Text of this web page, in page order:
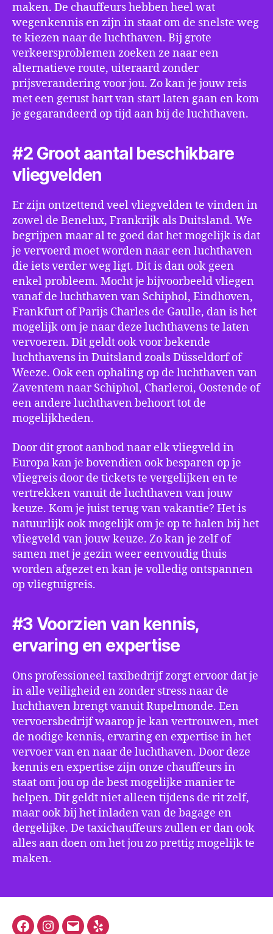
maken. De chauffeurs hebben heel wat
wegenkennis en zijn in staat om de snelste weg
te kiezen naar de luchthaven. Bij grote
verkeersproblemen zoeken ze naar een
alternatieve route, uiteraard zonder
prijsverandering voor jou. Zo kan je jouw reis
met een gerust hart van start laten gaan en kom
je gegarandeerd op tijd aan bij de luchthaven.
#2 Groot aantal beschikbare
vliegvelden
Er zijn ontzettend veel vliegvelden te vinden in
zowel de Benelux, Frankrijk als Duitsland. We
begrijpen maar al te goed dat het mogelijk is dat
je vervoerd moet worden naar een luchthaven
die iets verder weg ligt. Dit is dan ook geen
enkel probleem. Mocht je bijvoorbeeld vliegen
vanaf de luchthaven van Schiphol, Eindhoven,
Frankfurt of Parijs Charles de Gaulle, dan is het
mogelijk om je naar deze luchthavens te laten
vervoeren. Dit geldt ook voor bekende
luchthavens in Duitsland zoals Düsseldorf of
Weeze. Ook een ophaling op de luchthaven van
Zaventem naar Schiphol, Charleroi, Oostende of
een andere luchthaven behoort tot de
mogelijkheden.
Door dit groot aanbod naar elk vliegveld in
Europa kan je bovendien ook besparen op je
vliegreis door de tickets te vergelijken en te
vertrekken vanuit de luchthaven van jouw
keuze. Kom je juist terug van vakantie? Het is
natuurlijk ook mogelijk om je op te halen bij het
vliegveld van jouw keuze. Zo kan je zelf of
samen met je gezin weer eenvoudig thuis
worden afgezet en kan je volledig ontspannen
op vliegtuigreis.
#3 Voorzien van kennis,
ervaring en expertise
Ons professioneel taxibedrijf zorgt ervoor dat je
in alle veiligheid en zonder stress naar de
luchthaven brengt vanuit Rupelmonde. Een
vervoersbedrijf waarop je kan vertrouwen, met
de nodige kennis, ervaring en expertise in het
vervoer van en naar de luchthaven. Door deze
kennis en expertise zijn onze chauffeurs in
staat om jou op de best mogelijke manier te
helpen. Dit geldt niet alleen tijdens de rit zelf,
maar ook bij het inladen van de bagage en
dergelijke. De taxichauffeurs zullen er dan ook
alles aan doen om het jou zo prettig mogelijk te
maken.